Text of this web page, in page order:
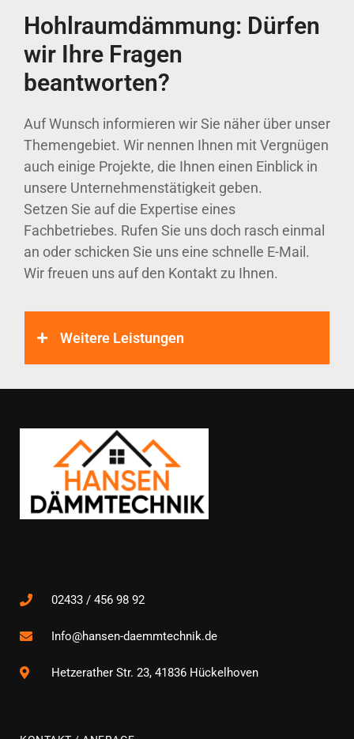
Hohlraumdämmung: Dürfen
wir Ihre Fragen
beantworten?
Auf Wunsch informieren wir Sie näher über unser
Themengebiet. Wir nennen Ihnen mit Vergnügen
auch einige Projekte, die Ihnen einen Einblick in
unsere Unternehmenstätigkeit geben.
Setzen Sie auf die Expertise eines
Fachbetriebes. Rufen Sie uns doch rasch einmal
an oder schicken Sie uns eine schnelle E-Mail.
Wir freuen uns auf den Kontakt zu Ihnen.
Weitere Leistungen
02433 / 456 98 92
Info@hansen-daemmtechnik.de
Hetzerather Str. 23, 41836 Hückelhoven